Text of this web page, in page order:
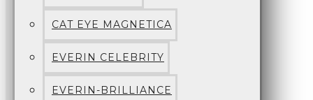
CAT EYE MAGNETICA
EVERIN CELEBRITY
EVERIN-BRILLIANCE